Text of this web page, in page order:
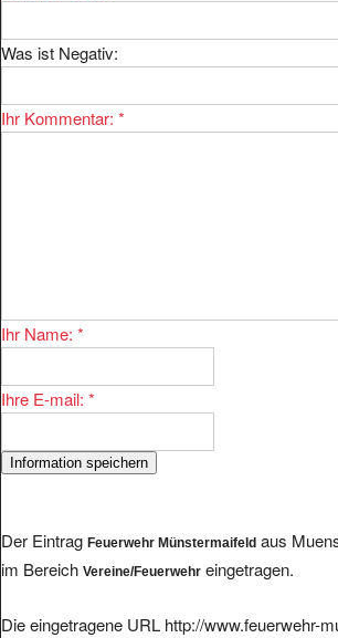
Was ist Negativ:
Ihr Kommentar: *
Ihr Name: *
Ihre E-mail: *
Der Eintrag Feuerwehr Münstermaifeld aus
im Bereich Vereine/Feuerwehr eingetragen.
Die eingetragene URL http://www.feuerwehr-